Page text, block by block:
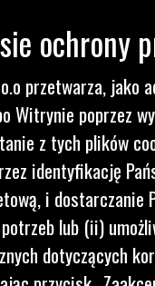
przetwarza, jako
Witrynie poprzez
z tych plików
identyfikację
i dostarczanie
lub (ii)
dotyczących